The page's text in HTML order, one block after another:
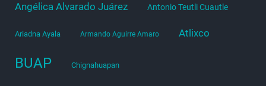
Angélica Alvarado Juárez Antonio Teutli Cuautle
Ariadna Ayala Armando Aguirre Amaro Atlixco
BUAP Chignahuapan